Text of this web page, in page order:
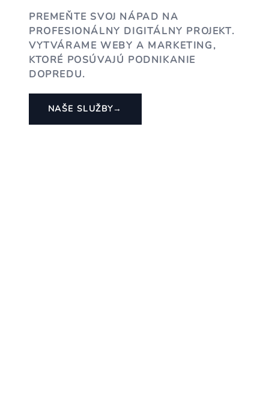
PREMEŇTE SVOJ NÁPAD NA
PROFESIONÁLNY DIGITÁLNY PROJEKT.
VYTVÁRAME WEBY A MARKETING,
KTORÉ POSÚVAJÚ PODNIKANIE
DOPREDU.
NAŠE SLUŽBY→